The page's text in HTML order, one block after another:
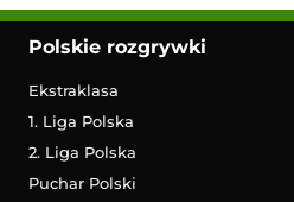
Polskie rozgrywki
Ekstraklasa
1. Liga Polska
2. Liga Polska
Puchar Polski